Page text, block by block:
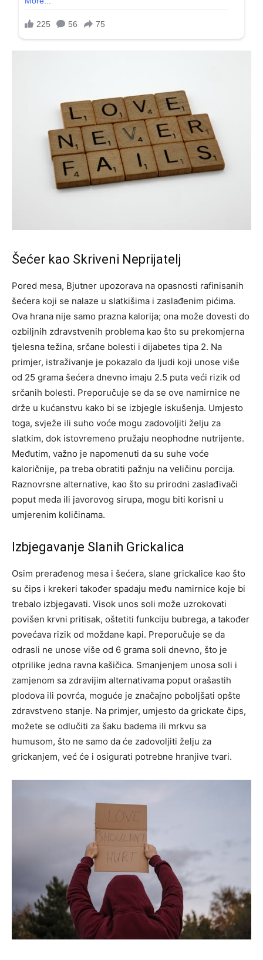
Šećer kao Skriveni Neprijatelj
Pored mesa, Bjutner upozorava na opasnosti rafinisanih
šećera koji se nalaze u slatkišima i zaslađenim pićima.
Ova hrana nije samo prazna kalorija; ona može dovesti do
ozbiljnih zdravstvenih problema kao što su prekomjerna
tjelesna težina, srčane bolesti i dijabetes tipa 2. Na
primjer, istraživanje je pokazalo da ljudi koji unose više
od 25 grama šećera dnevno imaju 2.5 puta veći rizik od
srčanih bolesti. Preporučuje se da se ove namirnice ne
drže u kućanstvu kako bi se izbjegle iskušenja. Umjesto
toga, svježe ili suho voće mogu zadovoljiti želju za
slatkim, dok istovremeno pružaju neophodne nutrijente.
Međutim, važno je napomenuti da su suhe voće
kaloričnije, pa treba obratiti pažnju na veličinu porcija.
Raznovrsne alternative, kao što su prirodni zaslađivači
poput meda ili javorovog sirupa, mogu biti korisni u
umjerenim količinama.
Izbjegavanje Slanih Grickalica
Osim prerađenog mesa i šećera, slane grickalice kao što
su čips i krekeri također spadaju među namirnice koje bi
trebalo izbjegavati. Visok unos soli može uzrokovati
povišen krvni pritisak, oštetiti funkciju bubrega, a također
povećava rizik od moždane kapi. Preporučuje se da
odrasli ne unose više od 6 grama soli dnevno, što je
otprilike jedna ravna kašičica. Smanjenjem unosa soli i
zamjenom sa zdravijim alternativama poput orašastih
plodova ili povrća, moguće je značajno poboljšati opšte
zdravstveno stanje. Na primjer, umjesto da grickate čips,
možete se odlučiti za šaku badema ili mrkvu sa
humusom, što ne samo da će zadovoljiti želju za
grickanjem, već će i osigurati potrebne hranjive tvari.